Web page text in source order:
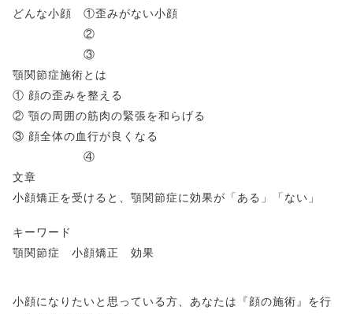
どんな小顔 ①歪みがない小顔
②
③
顎関節症施術とは
① 顔の歪みを整える
② 顎の周囲の筋肉の緊張を和らげる
③ 顔全体の血行が良くなる
④
文章
小顔矯正を受けると、顎関節症に効果が「ある」「ない」
キーワード
顎関節症 小顔矯正 効果
小顔になりたいと思っている方、あなたは『顔の施術』を行